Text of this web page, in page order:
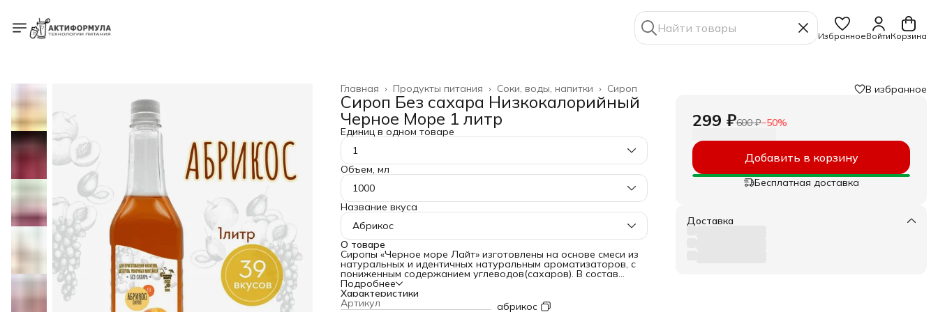
ИзбранноеВойтиКорзина
Сироп
Соки, воды, напитки ›
Продукты питания ›
Главная ›
Сироп Без сахара Низкокалорийный
Черное Море 1 литр
Единиц в одном товаре
1
Объем, мл
1000
Название вкуса
Абрикос
О товаре
Сиропы «Черное море Лайт» изготовлены на основе смеси из
натуральных и идентичных натуральным ароматизаторов, с
пониженным содержанием углеводов(сахаров). В состав
сиропа добавлен Л-Карнитин, - витаминоподобное вещество
при недостатке которого в организме человека нарушается
стабильное сжигание жиров, неминуемо приводящее к
Подробнее
Характеристики
Артикул
абрикос
В избранное
299 ₽600 ₽−50%
Добавить в корзину
Бесплатная доставка
Доставка